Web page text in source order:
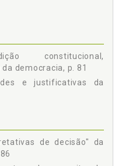
p. 54
europeus e sua origem
no Brasil e forma
Fundamentais e
fundamentais, p. 63
nos conflitos entre
constitucional,
democracia, p. 81
e justificativas da
de decisão" da